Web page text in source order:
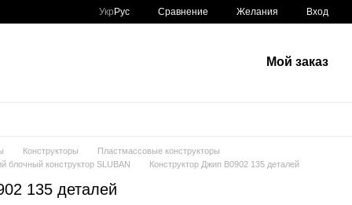
Укр Рус Сравнение Желания Вход
Мой заказ
Конструкторы
Пластмассовые конструкторы
блочный конструктор SLUBAN Конструктор Джип B0902 135 деталей
135 деталей